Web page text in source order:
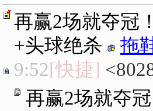
再赢2场就夺冠
+头球绝杀
拖
9:52[快捷]
再赢2场就夺